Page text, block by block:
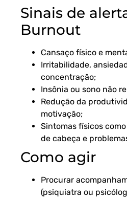
Sinais de
Burnout
Cansaço físico e
Irritabilidade,
concentração;
Insônia ou sono não
Redução da
motivação;
Sintomas físicos
de cabeça e
Como agir
Procurar
(psiquiatra ou